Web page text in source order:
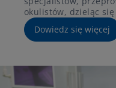
okulistów, dzieląc
Dowiedz się więcej